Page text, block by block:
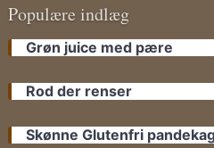
Populære indlæg
Grøn juice med pære
Rod der renser
Skønne Glutenfri